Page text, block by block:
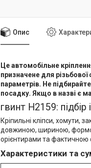
Опис
Це автомобільне
призначене для
параметрів. Не
посадку. Якщо в назві є
гвинт H2159:
Кріпильні кліпси, хомути,
довжиною, шириною, формою
орієнтирами та
Характеристики та